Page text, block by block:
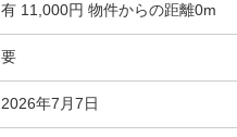
有 11,000円 物件からの距離0m
要
2026年7月7日